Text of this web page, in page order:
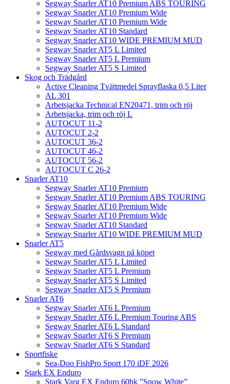
Segway Snarler AT10 Premium ABS TOURING
Segway Snarler AT10 Premium Wide
Segway Snarler AT10 Premium Wide
Segway Snarler AT10 Standard
Segway Snarler AT10 WIDE PREMIUM MUD
Segway Snarler AT5 L Limited
Segway Snarler AT5 L Premium
Segway Snarler AT5 S Limited
Skog och Trädgård
Active Cleaning Tvättmedel Sprayflaska 0,5 Liter
AL 301
Arbetsjacka Technical EN20471, trim och röj
Arbetsjacka, trim och röj L
AUTOCUT 11-2
AUTOCUT 2-2
AUTOCUT 36-2
AUTOCUT 46-2
AUTOCUT 56-2
AUTOCUT C 26-2
Snarler AT10
Segway Snarler AT10 Premium
Segway Snarler AT10 Premium ABS TOURING
Segway Snarler AT10 Premium Wide
Segway Snarler AT10 Premium Wide
Segway Snarler AT10 Standard
Segway Snarler AT10 WIDE PREMIUM MUD
Snarler AT5
Segway med Gårdsvagn på köpet
Segway Snarler AT5 L Limited
Segway Snarler AT5 L Premium
Segway Snarler AT5 S Limited
Segway Snarler AT5 S Premium
Snarler AT6
Segway Snarler AT6 L Premium
Segway Snarler AT6 L Premium Touring ABS
Segway Snarler AT6 L Standard
Segway Snarler AT6 S Premium
Segway Snarler AT6 S Standard
Sportfiske
Sea-Doo FishPro Sport 170 iDF 2026
Stark EX Enduro
Stark Varg EX Enduro 60hk ”Snow White”